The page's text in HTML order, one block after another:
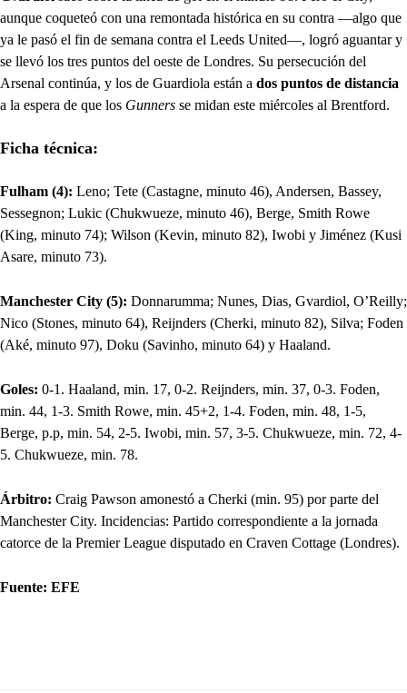
aunque coqueteó con una remontada histórica en su contra —algo que
ya le pasó el fin de semana contra el Leeds United—, logró aguantar y
se llevó los tres puntos del oeste de Londres. Su persecución del
Arsenal continúa, y los de Guardiola están a dos puntos de distancia
a la espera de que los Gunners se midan este miércoles al Brentford.
Ficha técnica:
Fulham (4): Leno; Tete (Castagne, minuto 46), Andersen, Bassey,
Sessegnon; Lukic (Chukwueze, minuto 46), Berge, Smith Rowe
(King, minuto 74); Wilson (Kevin, minuto 82), Iwobi y Jiménez (Kusi
Asare, minuto 73).
Manchester City (5): Donnarumma; Nunes, Dias, Gvardiol, O’Reilly;
Nico (Stones, minuto 64), Reijnders (Cherki, minuto 82), Silva; Foden
(Aké, minuto 97), Doku (Savinho, minuto 64) y Haaland.
Goles: 0-1. Haaland, min. 17, 0-2. Reijnders, min. 37, 0-3. Foden,
min. 44, 1-3. Smith Rowe, min. 45+2, 1-4. Foden, min. 48, 1-5,
Berge, p.p, min. 54, 2-5. Iwobi, min. 57, 3-5. Chukwueze, min. 72, 4-
5. Chukwueze, min. 78.
Árbitro: Craig Pawson amonestó a Cherki (min. 95) por parte del
Manchester City. Incidencias: Partido correspondiente a la jornada
catorce de la Premier League disputado en Craven Cottage (Londres).
Fuente: EFE